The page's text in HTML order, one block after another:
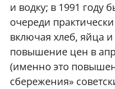
и водку; в 1991 году
очереди
включая хлеб, яйца
повышение цен в
(именно это
сбережения»